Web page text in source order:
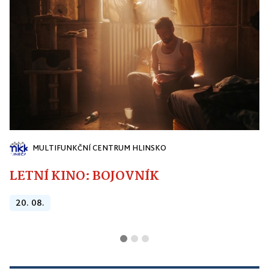
MULTIFUNKČNÍ CENTRUM HLINSKO
LETNÍ KINO: BOJOVNÍK
20. 08.